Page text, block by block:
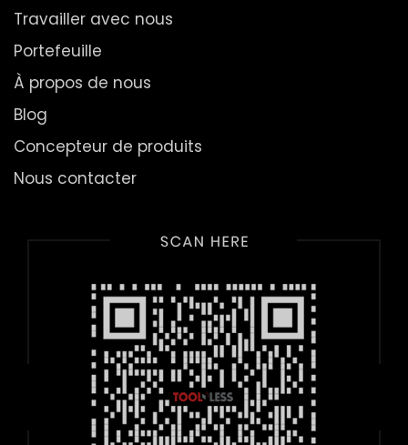
Travailler avec nous
Portefeuille
À propos de nous
Blog
Concepteur de produits
Nous contacter